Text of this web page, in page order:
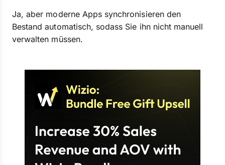
Ja, aber moderne Apps synchronisieren den
Bestand automatisch, sodass Sie ihn nicht manuell
verwalten müssen.